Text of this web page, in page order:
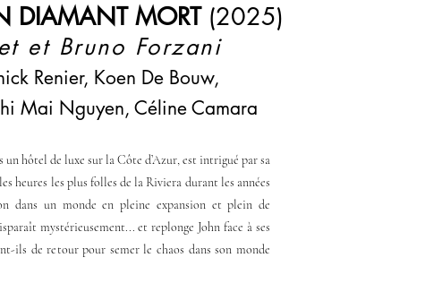
DIAMANT MORT (2025)
et Bruno Forzani
Renier, Koen De Bouw,
Mai Nguyen, Céline Camara
un hôtel de luxe sur la Côte d’Azur, est intrigué par sa
heures les plus folles de la Riviera durant les années
dans un monde en pleine expansion et plein de
mystérieusement... et replonge John face à ses
ils de retour pour semer le chaos dans son monde